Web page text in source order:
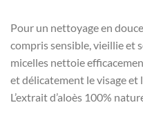
Pour un nettoyage en
compris sensible, vieillie et
micelles nettoie
et délicatement le visage et
L’extrait d’aloès 100%